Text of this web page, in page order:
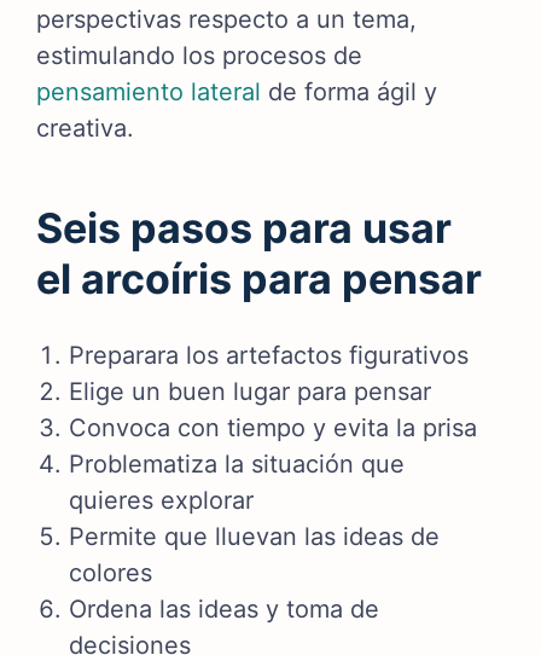
perspectivas respecto a un tema,
estimulando los procesos de
pensamiento lateral de forma ágil y
creativa.
Seis pasos para usar
el arcoíris para pensar
Preparara los artefactos figurativos
Elige un buen lugar para pensar
Convoca con tiempo y evita la prisa
Problematiza la situación que
quieres explorar
Permite que lluevan las ideas de
colores
Ordena las ideas y toma de
decisiones